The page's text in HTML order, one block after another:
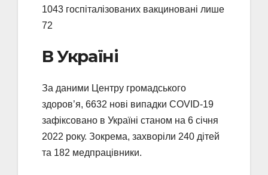
1043 госпіталізованих вакциновані лише
72
В Україні
За даними Центру громадського
здоров’я, 6632 нові випадки COVID-19
зафіксовано в Україні станом на 6 січня
2022 року. Зокрема, захворіли 240 дітей
та 182 медпрацівники.